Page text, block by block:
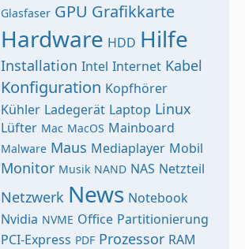
Glasfaser GPU Grafikkarte
Hardware HDD Hilfe
Installation Intel Internet Kabel
Konfiguration Kopfhörer
Kühler Ladegerät Laptop Linux
Lüfter Mac MacOS Mainboard
Malware Maus Mediaplayer Mobil
Monitor Musik NAND NAS Netzteil
Netzwerk News Notebook
Nvidia NVME Office Partitionierung
PCI-Express PDF Prozessor RAM